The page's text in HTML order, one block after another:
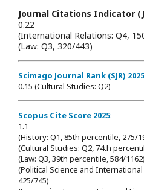
Journal Citations Indicator
0.22
(International Relations: Q4,
(Law: Q3, 320/443)
Scimago Journal Rank (SJR) 2025
0.15 (Cultural Studies: Q2)
Scopus Cite Score 2025:
1.1
(History: Q1, 85th percentile, 275/
(Cultural Studies: Q2, 74th
(Law: Q3, 39th percentile, 584/1162)
(Political Science and
425/745)